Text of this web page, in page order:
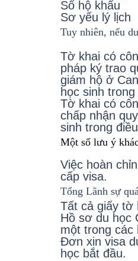
Sổ hộ khẩu
Sơ yếu lý lịch
Tuy nhiên, nếu
Tờ khai có
pháp ký trao
giám hộ ở
học sinh
Tờ khai có
chấp nhận
sinh trong
Một số lưu ý
Việc hoàn
cấp visa.
Tổng Lãnh sự qu
Tất cả giấy tờ
Hồ sơ du học
một trong các
Đơn xin visa
học bắt đầu.